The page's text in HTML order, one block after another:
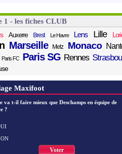
1 - les fiches CLUB
Auxerre Brest Le Havre Lens Lille
Marseille Metz Monaco
Paris FC Paris SG Rennes
Maxifoot
va t-il faire mieux que Deschamps en équipe de
?
Voter